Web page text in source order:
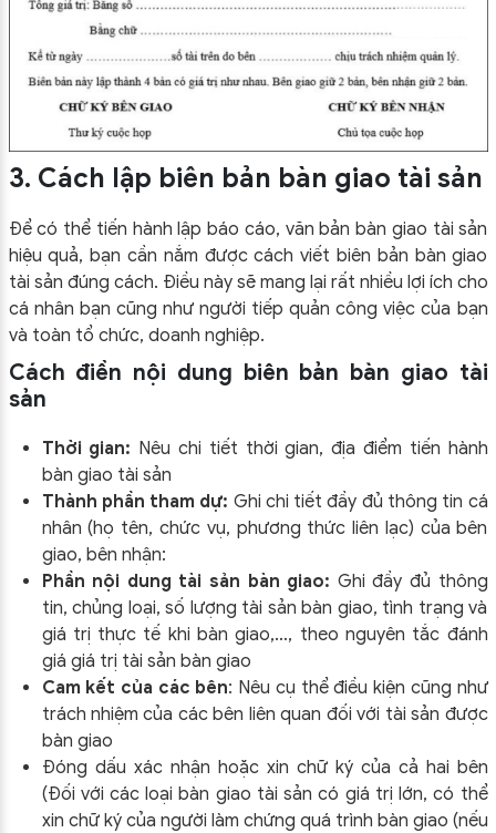
3. Cách lập biên bản bàn giao tài sản
Để có thể tiến hành lập báo cáo, văn bản bàn giao tài sản
hiệu quả, bạn cần nắm được cách viết biên bản bàn giao
tài sản đúng cách. Điều này sẽ mang lại rất nhiều lợi ích cho
cá nhân bạn cũng như người tiếp quản công việc của bạn
và toàn tổ chức, doanh nghiệp.
Cách điền nội dung biên bản bàn giao tài
sản
Thời gian: Nêu chi tiết thời gian, địa điểm tiến hành
bàn giao tài sản
Thành phần tham dự: Ghi chi tiết đầy đủ thông tin cá
nhân (họ tên, chức vụ, phương thức liên lạc) của bên
giao, bên nhận:
Phần nội dung tài sản bàn giao: Ghi đầy đủ thông
tin, chủng loại, số lượng tài sản bàn giao, tình trạng và
giá trị thực tế khi bàn giao,…, theo nguyên tắc đánh
giá giá trị tài sản bàn giao
Cam kết của các bên: Nêu cụ thể điều kiện cũng như
trách nhiệm của các bên liên quan đối với tài sản được
bàn giao
Đóng dấu xác nhận hoặc xin chữ ký của cả hai bên
(Đối với các loại bàn giao tài sản có giá trị lớn, có thể
xin chữ ký của người làm chứng quá trình bàn giao (nếu